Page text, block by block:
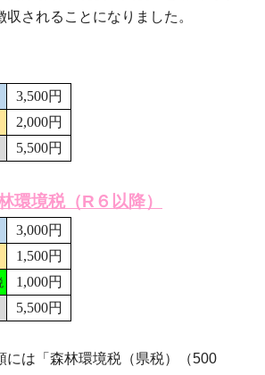
されることになりました。
3,500円
2,000円
5,500円
環境税（R６以降）
3,000円
1,500円
1,000円
5,500円
は「森林環境税（県税）（500